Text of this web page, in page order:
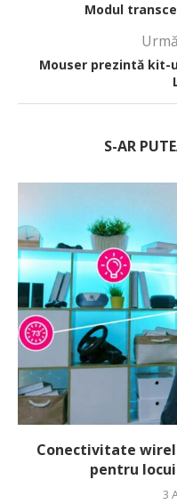
Modul
Mouser prezintă kit-
S-AR
Conectivitate
pentru
3